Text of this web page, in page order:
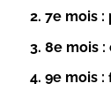
7e mois:
8e mois:
9e mois: